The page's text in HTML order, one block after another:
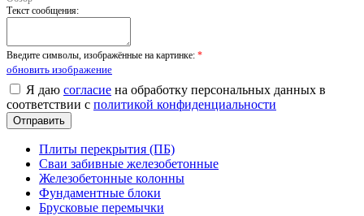
Текст сообщения:
Введите символы, изображённые на картинке: *
обновить изображение
Я даю согласие на обработку персональных данных в
соответствии с политикой конфиденциальности
Плиты перекрытия (ПБ)
Сваи забивные железобетонные
Железобетонные колонны
Фундаментные блоки
Брусковые перемычки